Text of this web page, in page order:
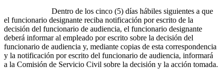
Dentro de los cinco (5) días hábiles siguientes a que
el funcionario designante reciba notificación por escrito de la
decisión del funcionario de audiencia, el funcionario designante
deberá informar al empleado por escrito sobre la decisión del
funcionario de audiencia y, mediante copias de esta correspondencia
y la notificación por escrito del funcionario de audiencia, informará
a la Comisión de Servicio Civil sobre la decisión y la acción tomada.